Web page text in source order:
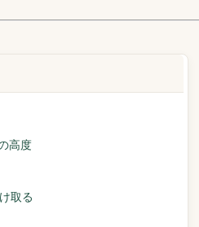
高度
取る